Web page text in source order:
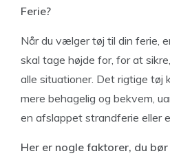
Ferie?
Når du vælger tøj til din ferie,
skal tage højde for, for at
alle situationer. Det rigtige tøj
mere behagelig og bekvem,
en afslappet strandferie eller
Her er nogle faktorer, du